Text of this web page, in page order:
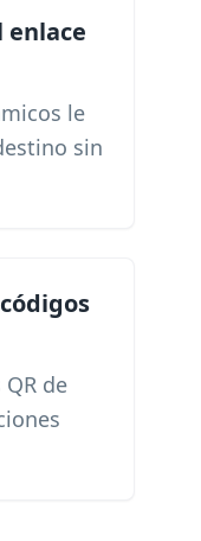
enlace
le
sin
de